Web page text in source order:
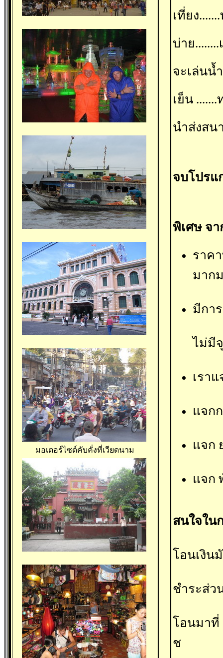
มอเตอร์ไซด์คับคั่งที่เวียดนาม
เที่ยง
บ่าย
จะเล่นน้
เย็น
นำส่งสน
จบโปรแ
พิเศษ จา
ราค
มาก
มีกา
ไม่มี
เรา
แจก
แจก
แจก
สนใจใน
โอนเงิน
ชำระส่ว
โอนมาที่
ช